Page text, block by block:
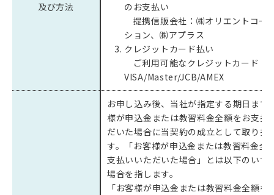
及び方法
のお支払い
提携信販会社：㈱オリエントコー
ション、㈱アプラス
クレジットカード払い
ご利用可能なクレジットカード：
VISA/Master/JCB/AMEX
お申し込み後、当社が指定する期日まで
様が申込金または教習料金全額をお支払
だいた場合に当契約の成立として取り扱
す。「お客様が申込金または教習料金全
支払いいただいた場合」とは以下のいず
場合を指します。
「お客様が申込金または教習料金全額を